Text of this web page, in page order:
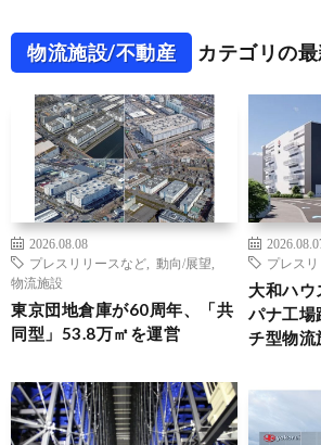
物流施設/不動産 カテゴリの
2026.08.08
プレスリリースなど
動向/展望
物流施設
東京団地倉庫が60周年、「共
同型」53.8万㎡を運営
プレス
大和ハウ
パナ工場
チ型物流